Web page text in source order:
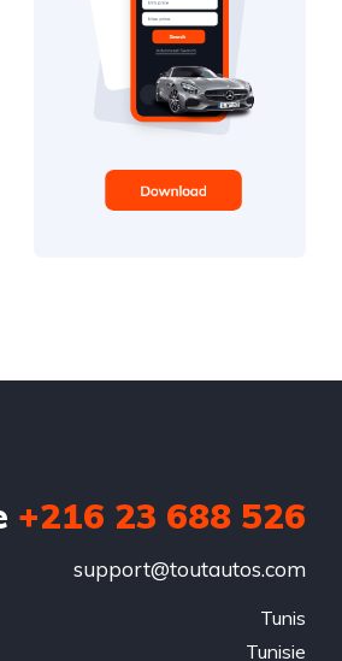
+216 23 688 526
support@toutautos.com
Tunis
Tunisie